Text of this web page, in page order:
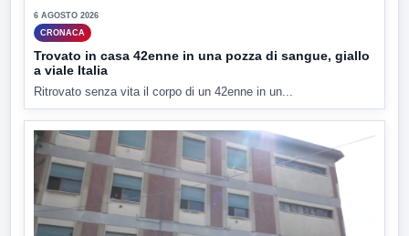
6 AGOSTO 2026
CRONACA
Trovato in casa 42enne in una pozza di sangue, giallo
a viale Italia
Ritrovato senza vita il corpo di un 42enne in un...